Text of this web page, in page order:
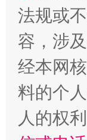
“蜀中异
法规或
容，涉
经本网
料的个
人的权